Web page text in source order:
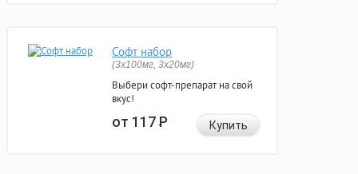
Софт набор
(3x100мг, 3x20мг)
Выбери софт-препарат на свой
вкус!
от 117Р Купить